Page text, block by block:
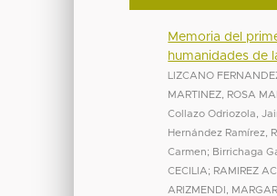
Memoria del
humanidades de
LIZCANO
MARTINEZ, ROSA
Collazo Odriozola,
Hernández Ramírez,
Carmen; Birrichaga
CECILIA; RAMIREZ
ARIZMENDI,